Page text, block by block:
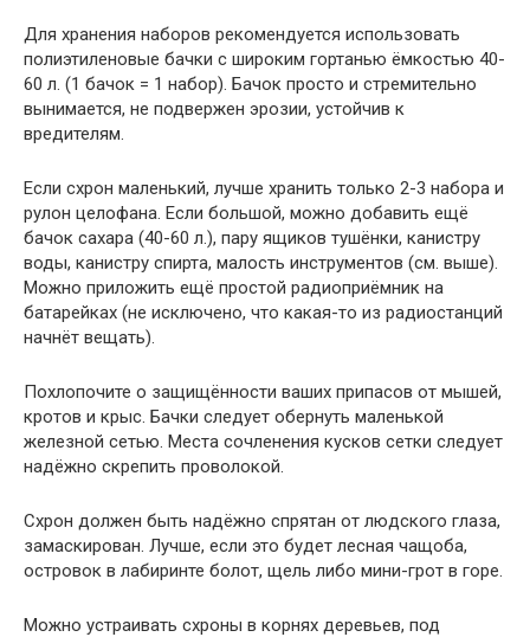
Для хранения наборов рекомендуется использовать
полиэтиленовые бачки с широким гортанью ёмкостью 40-
60 л. (1 бачок = 1 набор). Бачок просто и стремительно
вынимается, не подвержен эрозии, устойчив к
вредителям.
Если схрон маленький, лучше хранить только 2-3 набора и
рулон целофана. Если большой, можно добавить ещё
бачок сахара (40-60 л.), пару ящиков тушёнки, канистру
воды, канистру спирта, малость инструментов (см. выше).
Можно приложить ещё простой радиоприёмник на
батарейках (не исключено, что какая-то из радиостанций
начнёт вещать).
Похлопочите о защищённости ваших припасов от мышей,
кротов и крыс. Бачки следует обернуть маленькой
железной сетью. Места сочленения кусков сетки следует
надёжно скрепить проволокой.
Схрон должен быть надёжно спрятан от людского глаза,
замаскирован. Лучше, если это будет лесная чащоба,
островок в лабиринте болот, щель либо мини-грот в горе.
Можно устраивать схроны в корнях деревьев, под